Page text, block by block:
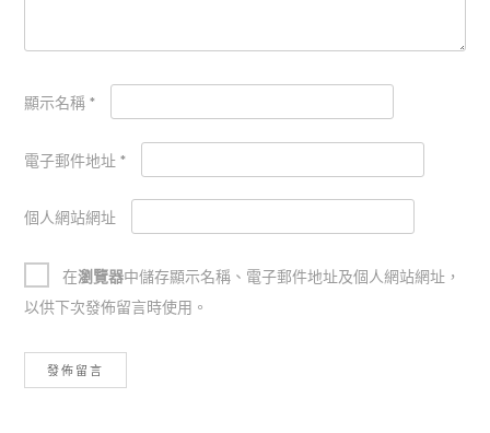
顯示名稱 *
電子郵件地址 *
個人網站網址
在瀏覽器中儲存顯示名稱、電子郵件地址及個人網站網址，
以供下次發佈留言時使用。